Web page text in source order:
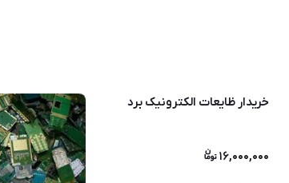
خریدار ظایعات الکترونیک برد
۱۶,۰۰۰,۰۰۰